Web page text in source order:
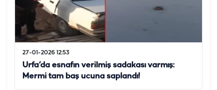
27-01-2026 12:53
Urfa’da esnafın verilmiş sadakası varmış:
Mermi tam baş ucuna saplandı!